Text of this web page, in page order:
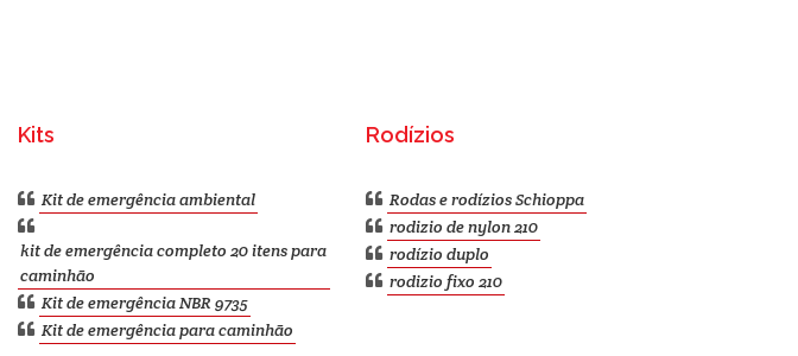
Kits
Kit de emergência ambiental
kit de emergência completo 20 itens para
caminhão
Kit de emergência NBR 9735
Kit de emergência para caminhão
Rodízios
Rodas e rodízios Schioppa
rodizio de nylon 210
rodízio duplo
rodizio fixo 210